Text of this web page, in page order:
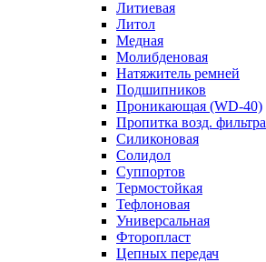
Литиевая
Литол
Медная
Молибденовая
Натяжитель ремней
Подшипников
Проникающая (WD-40)
Пропитка возд. фильтра
Силиконовая
Солидол
Суппортов
Термостойкая
Тефлоновая
Универсальная
Фторопласт
Цепных передач